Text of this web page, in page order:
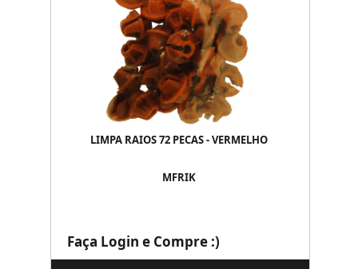
LIMPA RAIOS 72 PECAS - VERMELHO
MFRIK
Faça Login e Compre :)